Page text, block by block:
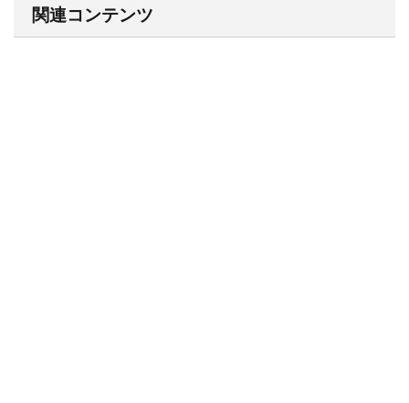
関連コンテンツ